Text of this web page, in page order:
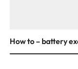
How to – battery